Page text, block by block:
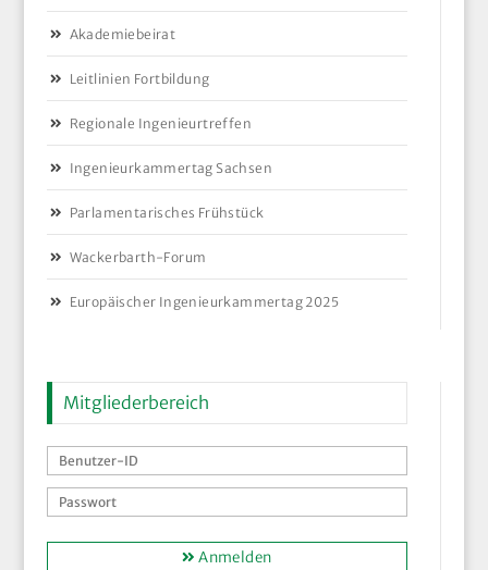
Akademiebeirat
Leitlinien Fortbildung
Regionale Ingenieurtreffen
Ingenieurkammertag Sachsen
Parlamentarisches Frühstück
Wackerbarth-Forum
Europäischer Ingenieurkammertag 2025
Mitgliederbereich
Anmelden